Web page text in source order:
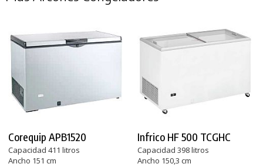
Corequip APB1520
Capacidad 411 litros
Ancho 151 cm
Infrico HF 500 TCGHC
Capacidad 398 litros
Ancho 150,3 cm